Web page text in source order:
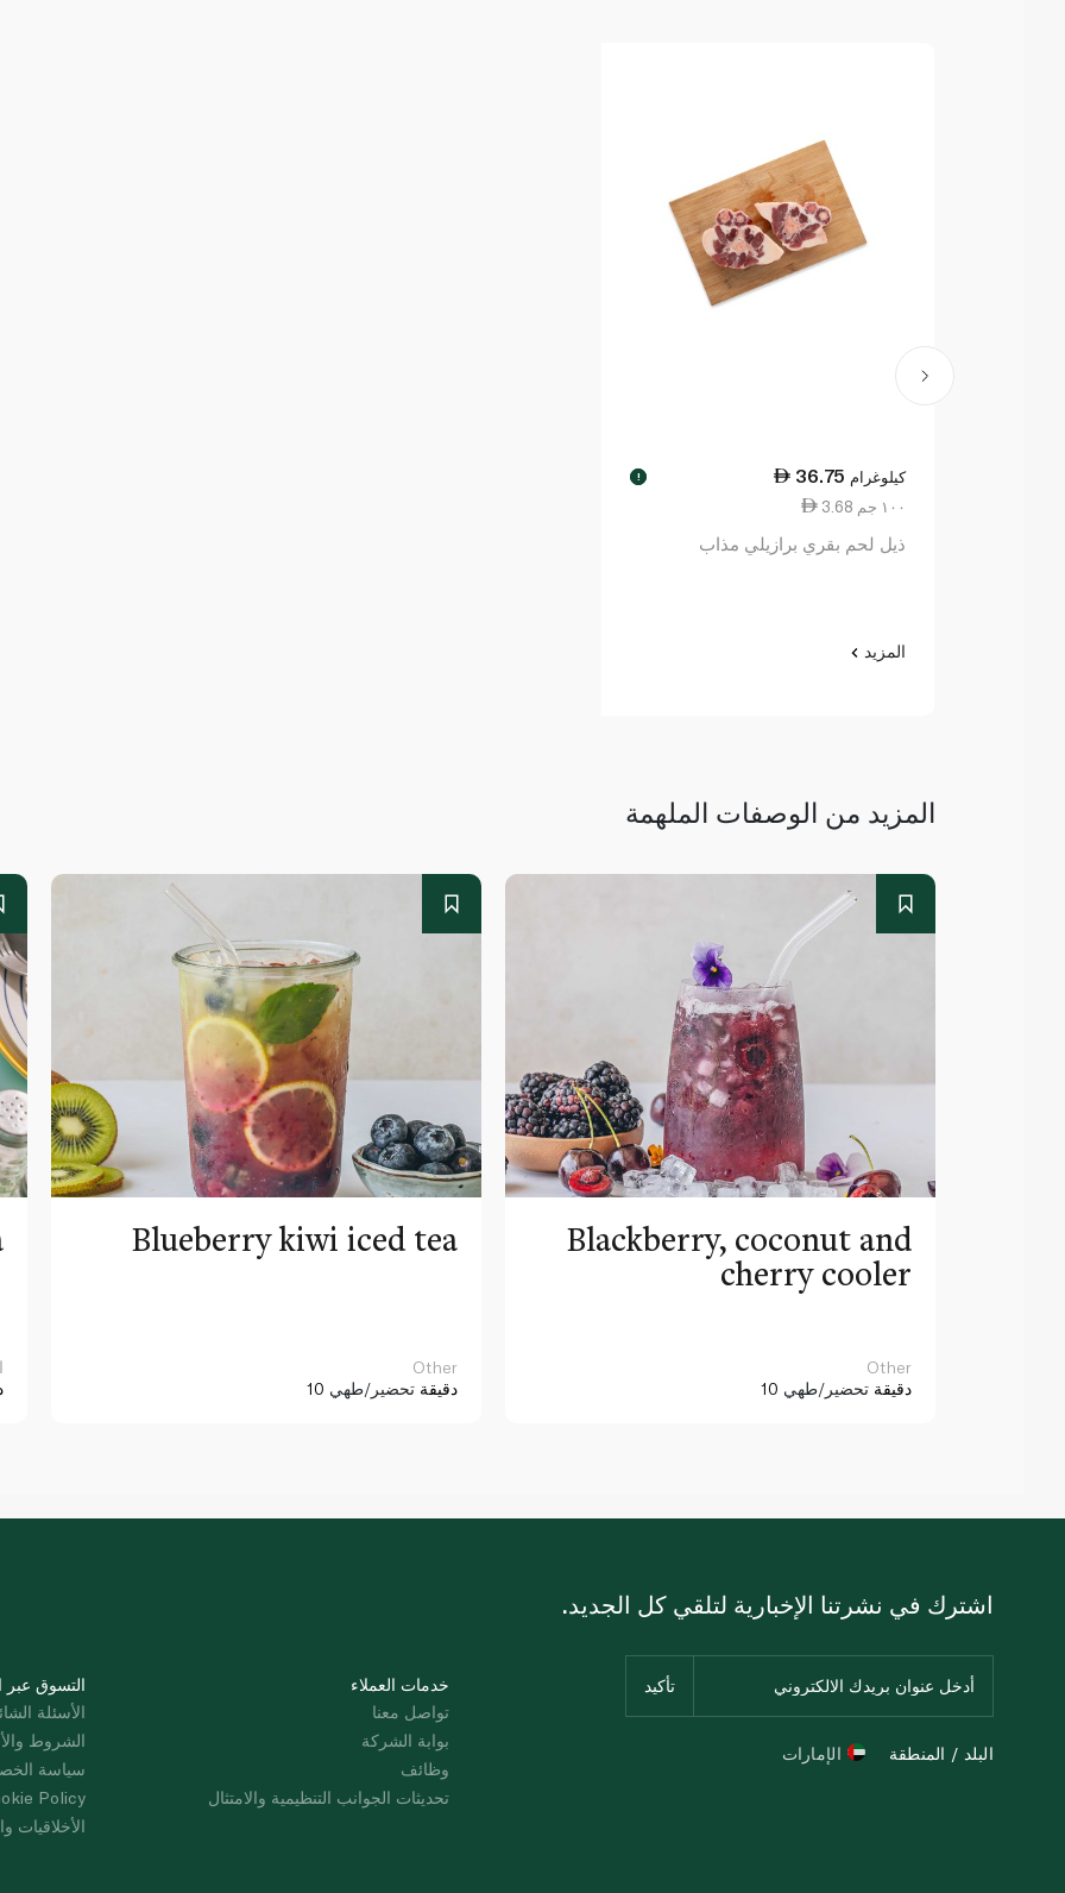
36.75 كيلوغرام !
3.68 ١٠٠ جم
ذيل لحم بقري برازيلي مذاب
المزيد
المزيد من الوصفات الملهمة
Blueberry kiwi iced tea
Other
10 دقيقة تحضير/طهي
Blackberry, coconut and
cherry cooler
Other
10 دقيقة تحضير/طهي
التسوق عبر
الأسئلة
الشروط
سياسة
Policy
الأخلاقيات
خدمات العملاء
تواصل معنا
بوابة الشركة
وظائف
تحديثات الجوانب التنظيمية والامتثال
اشترك في نشرتنا الإخبارية لتلقي كل الجديد.
البلد / المنطقة الإمارات